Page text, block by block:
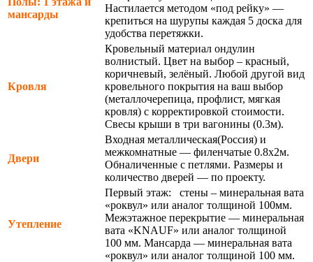
мансарды
Настилается методом «под рейку» —
крепиться на шурупы каждая 5 доска для
удобства перетяжки.
Кровля
Кровельный материал ондулин
волнистый. Цвет на выбор – красный,
коричневый, зелёный. Любой другой вид
кровельного покрытия на ваш выбор
(металлочерепица, профлист, мягкая
кровля) с корректировкой стоимости.
Свесы крыши в три вагонины (0.3м).
Двери
Входная металлическая(Россия) и
межкомнатные — филенчатые 0.8х2м.
Обналиченные с петлями. Размеры и
количество дверей — по проекту.
Утепление
Первый этаж: стены – минеральная вата
«роквул» или аналог толщиной 100мм.
Межэтажное перекрытие — минеральная
вата «KNAUF» или аналог толщиной
100 мм. Мансарда — минеральная вата
«роквул» или аналог толщиной 100 мм.